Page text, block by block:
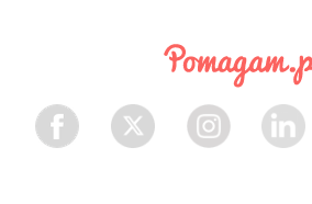
Facebook Twitter Instagram LinkedIn